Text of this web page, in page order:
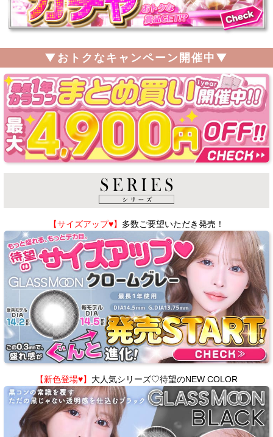
▼おトクなキャンペーン開催中▼
【サイズアップ♥】 多数ご要望いただき発売！
【新色登場♥】 大人気シリーズ♡待望のNEW COLOR